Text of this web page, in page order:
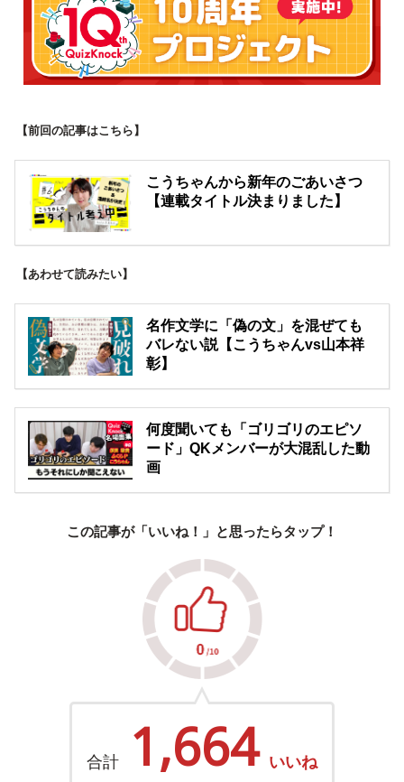
【前回の記事はこちら】
こうちゃんから新年のごあいさつ
【連載タイトル決まりました】
【あわせて読みたい】
名作文学に「偽の文」を混ぜても
バレない説【こうちゃんvs山本祥
彰】
何度聞いても「ゴリゴリのエピソ
ード」QKメンバーが大混乱した動
画
この記事が「いいね！」と思ったらタップ！
合計 1,664 いいね